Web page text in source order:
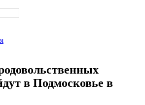
в Подмосковье в